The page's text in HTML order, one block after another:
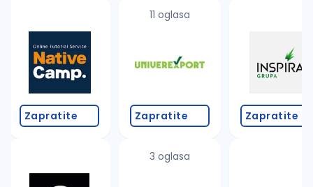
Takođe možete da:
proverite pravopisne greške (koristite č, ć, š, đ,
povećajte radijus za odabrani grad
promenite odabrane filtere pretrage
Zapratite
11 oglasa
Zapratite
3 oglasa
Zapratite